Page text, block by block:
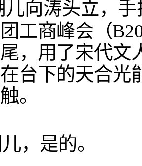
向涛头立，手
工商峰会（
，用了宋代文
台下的天合光
。
是的。